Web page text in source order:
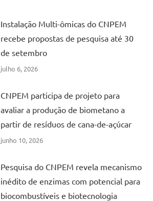
Instalação Multi-ômicas do CNPEM
recebe propostas de pesquisa até 30
de setembro
julho 6, 2026
CNPEM participa de projeto para
avaliar a produção de biometano a
partir de resíduos de cana-de-açúcar
junho 10, 2026
Pesquisa do CNPEM revela mecanismo
inédito de enzimas com potencial para
biocombustíveis e biotecnologia